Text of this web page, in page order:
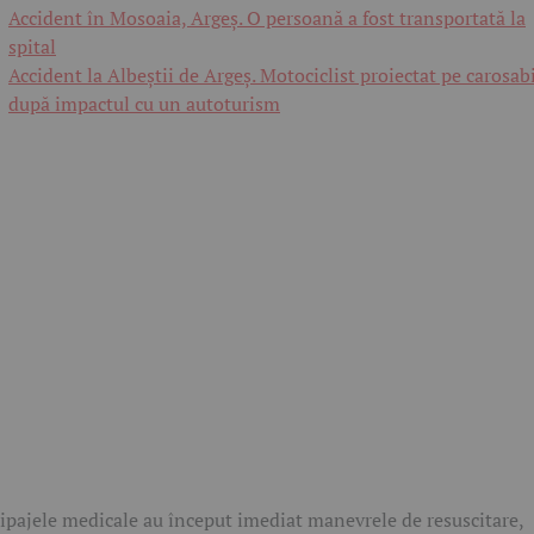
Accident în Mosoaia, Argeș. O persoană a fost transportată la
spital
Accident la Albeștii de Argeș. Motociclist proiectat pe
după impactul cu un autoturism
medicale au început imediat manevrele de resuscitare,